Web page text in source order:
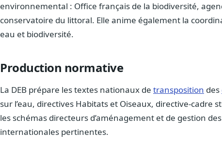
environnemental : Office français de la biodiversité,
conservatoire du littoral. Elle anime également la
eau et biodiversité.
Production normative
La DEB prépare les textes nationaux de transposition des
sur l’eau, directives Habitats et Oiseaux, directive-cadre
les schémas directeurs d’aménagement et de gestion
internationales pertinentes.